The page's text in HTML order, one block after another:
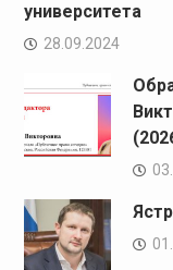
университета
28.09.2024